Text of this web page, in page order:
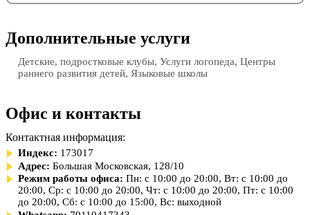
Дополнительные услуги
Детские, подростковые клубы, Услуги логопеда, Центры
раннего развития детей, Языковые школы
Офис и контакты
Контактная информация:
Индекс: 173017
Адрес: Большая Московская, 128/10
Режим работы офиса: Пн: с 10:00 до 20:00, Вт: с 10:00 до
20:00, Ср: с 10:00 до 20:00, Чт: с 10:00 до 20:00, Пт: с 10:00
до 20:00, Сб: с 10:00 до 15:00, Вс: выходной